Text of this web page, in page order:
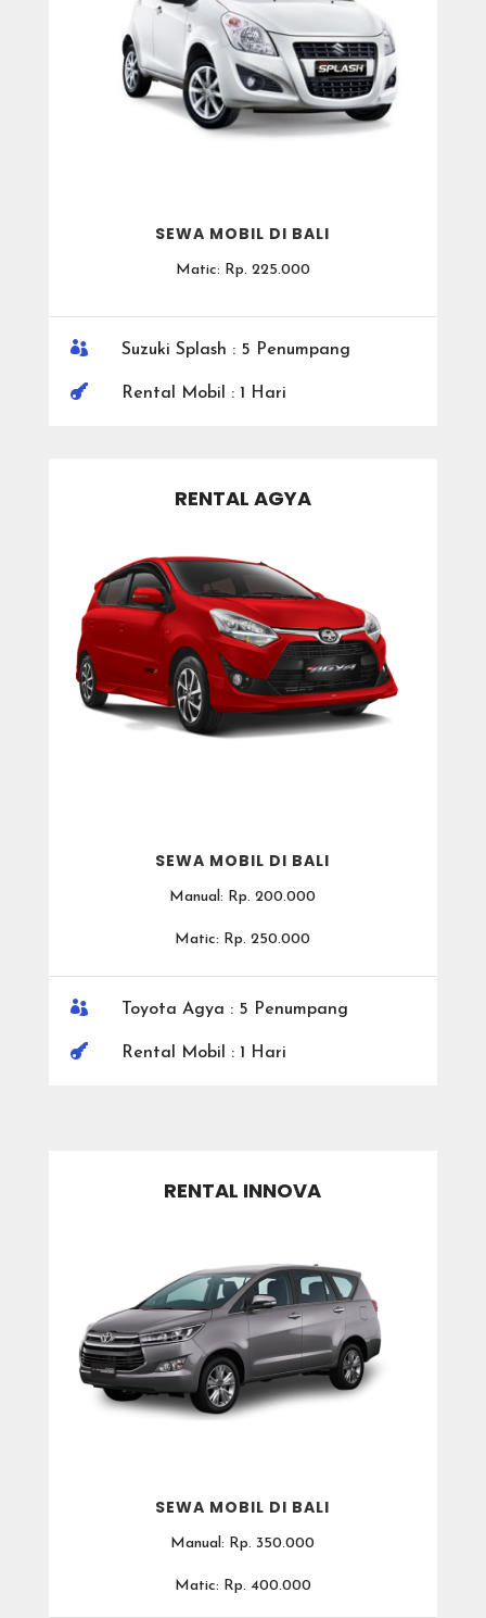
SEWA MOBIL DI BALI
Matic: Rp. 225.000
 Suzuki Splash : 5 Penumpang
 Rental Mobil : 1 Hari
RENTAL AGYA
SEWA MOBIL DI BALI
Manual: Rp. 200.000
Matic: Rp. 250.000
 Toyota Agya : 5 Penumpang
 Rental Mobil : 1 Hari
RENTAL INNOVA
SEWA MOBIL DI BALI
Manual: Rp. 350.000
Matic: Rp. 400.000